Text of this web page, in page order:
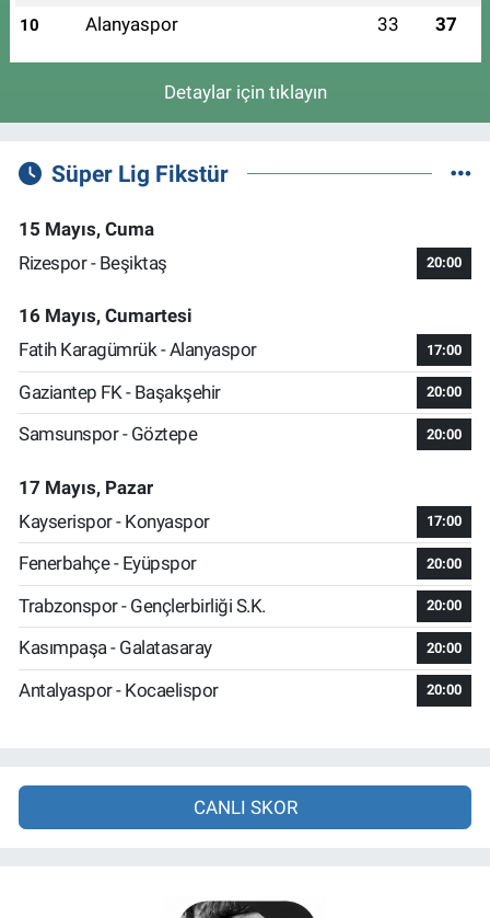
10 Alanyaspor 33 37
Detaylar için tıklayın
Süper Lig Fikstür
15 Mayıs, Cuma
Rizespor - Beşiktaş
20:00
16 Mayıs, Cumartesi
Fatih Karagümrük - Alanyaspor
17:00
Gaziantep FK - Başakşehir 20:00
Samsunspor - Göztepe 20:00
17 Mayıs, Pazar
Kayserispor - Konyaspor
17:00
Fenerbahçe - Eyüpspor 20:00
Trabzonspor - Gençlerbirliği S.K. 20:00
Kasımpaşa - Galatasaray 20:00
Antalyaspor - Kocaelispor 20:00
CANLI SKOR